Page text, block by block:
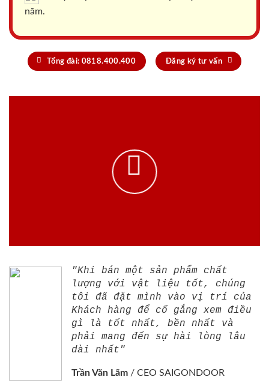
năm.
Tổng đài: 0818.400.400 Đăng ký tư vấn
"Khi bán một sản phẩm chất
lượng với vật liệu tốt, chúng
tôi đã đặt mình vào vị trí của
Khách hàng để cố gắng xem điều
gì là tốt nhất, bền nhất và
phải mang đến sự hài lòng lâu
dài nhất"
Trần Văn Lãm / CEO SAIGONDOOR